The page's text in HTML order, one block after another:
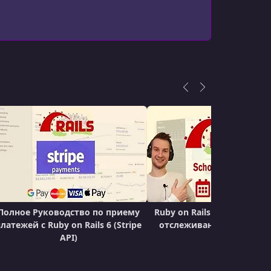
00:13:45
УРОК 25. 00:12:07
One-to-Many: has_many
УРОК 26. 00:12:54
One-to-Many: Nested Resources
УРОК 27. 00:17:20
One-to-Many: Forms
Руководство по приему
с Ruby on Rails 6 (Stripe
API)
Ruby on Rails 6:
отслеживания